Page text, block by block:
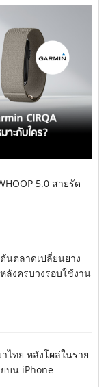
5.0 สายรัด
นตลาดเปลี่ยนยาง
ลังครบวงรอบใช้งาน
ไทย หลังโผล่ในราย
บน iPhone